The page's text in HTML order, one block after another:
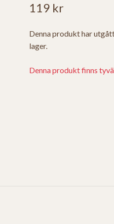
119 kr
Denna produkt har
lager.
Denna produkt finns